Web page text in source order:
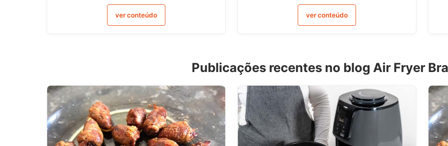
ver conteúdo ver conteúdo
Publicações recentes no blog Air Fryer